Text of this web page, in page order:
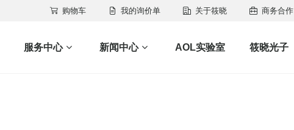
购物车 我的询价单 关于筱晓 商务合作
服务中心 新闻中心 AOL实验室 筱晓光子